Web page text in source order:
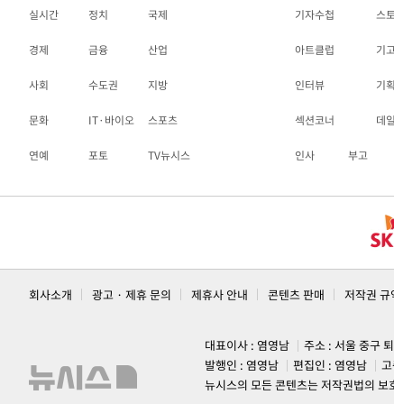
실시간 정치 국제
경제 금융 산업
사회 수도권 지방
문화 IT·바이오 스포츠
연예 포토 TV뉴시스
기자수첩 스
아트클럽 기
인터뷰 기
섹션코너 데
인사 부고
회사소개 광고 · 제휴 문의 제휴사 안내 콘텐츠 판매 저작권 규
대표이사 : 염영남 주소 : 서울 중구
발행인 : 염영남
편집인 : 염영남
뉴시스의 모든 콘텐츠는 저작권법의